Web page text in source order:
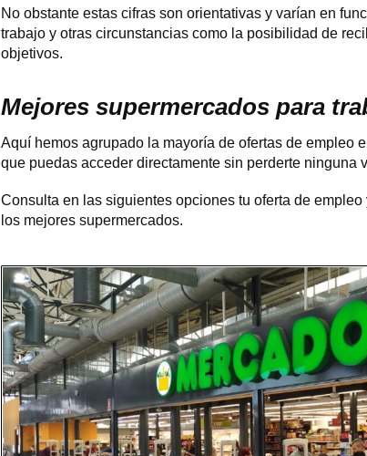
No obstante estas cifras son orientativas y varían en
trabajo y otras circunstancias como la posibilidad de
objetivos.
Mejores supermercados para
Aquí hemos agrupado la mayoría de ofertas de empleo
que puedas acceder directamente sin perderte ninguna
Consulta en las siguientes opciones tu oferta de
los mejores supermercados.